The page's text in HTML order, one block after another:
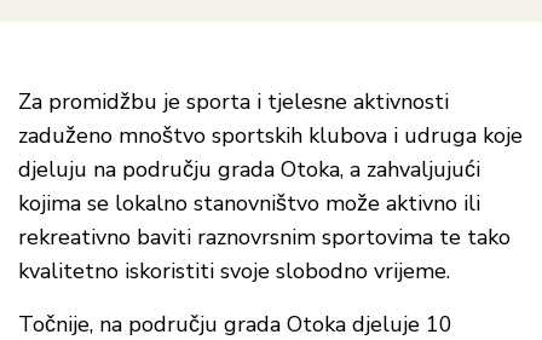
Za promidžbu je sporta i tjelesne aktivnosti
zaduženo mnoštvo sportskih klubova i udruga koje
djeluju na području grada Otoka, a zahvaljujući
kojima se lokalno stanovništvo može aktivno ili
rekreativno baviti raznovrsnim sportovima te tako
kvalitetno iskoristiti svoje slobodno vrijeme.
Točnije, na području grada Otoka djeluje 10